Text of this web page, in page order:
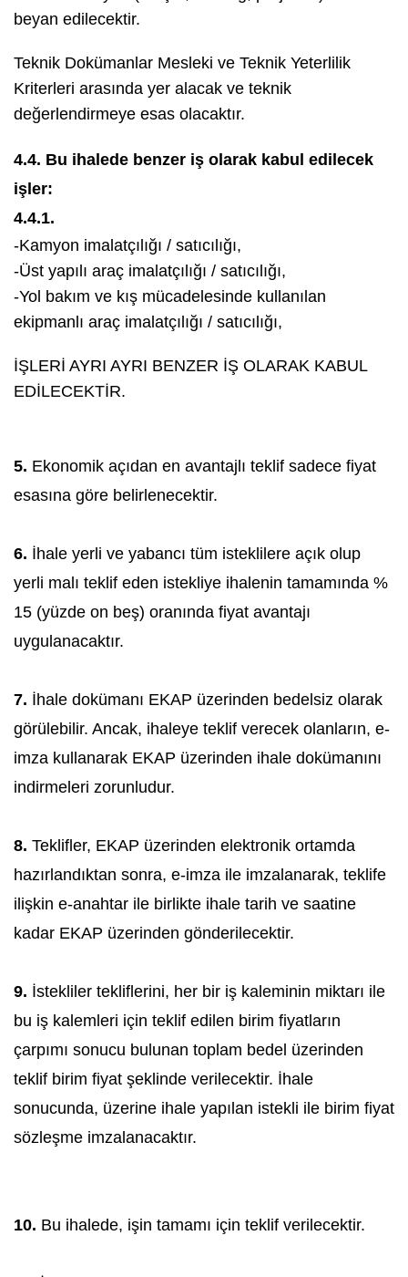
beyan edilecektir.
Teknik Dokümanlar Mesleki ve Teknik Yeterlilik
Kriterleri arasında yer alacak ve teknik
değerlendirmeye esas olacaktır.
4.4. Bu ihalede benzer iş olarak kabul edilecek
işler:
4.4.1.
-Kamyon imalatçılığı / satıcılığı,
-Üst yapılı araç imalatçılığı / satıcılığı,
-Yol bakım ve kış mücadelesinde kullanılan
ekipmanlı araç imalatçılığı / satıcılığı,
İŞLERİ AYRI AYRI BENZER İŞ OLARAK KABUL
EDİLECEKTİR.
5. Ekonomik açıdan en avantajlı teklif sadece fiyat
esasına göre belirlenecektir.
6. İhale yerli ve yabancı tüm isteklilere açık olup
yerli malı teklif eden istekliye ihalenin tamamında %
15 (yüzde on beş) oranında fiyat avantajı
uygulanacaktır.
7. İhale dokümanı EKAP üzerinden bedelsiz olarak
görülebilir. Ancak, ihaleye teklif verecek olanların, e-
imza kullanarak EKAP üzerinden ihale dokümanını
indirmeleri zorunludur.
8. Teklifler, EKAP üzerinden elektronik ortamda
hazırlandıktan sonra, e-imza ile imzalanarak, teklife
ilişkin e-anahtar ile birlikte ihale tarih ve saatine
kadar EKAP üzerinden gönderilecektir.
9. İstekliler tekliflerini, her bir iş kaleminin miktarı ile
bu iş kalemleri için teklif edilen birim fiyatların
çarpımı sonucu bulunan toplam bedel üzerinden
teklif birim fiyat şeklinde verilecektir. İhale
sonucunda, üzerine ihale yapılan istekli ile birim fiyat
sözleşme imzalanacaktır.
10. Bu ihalede, işin tamamı için teklif verilecektir.